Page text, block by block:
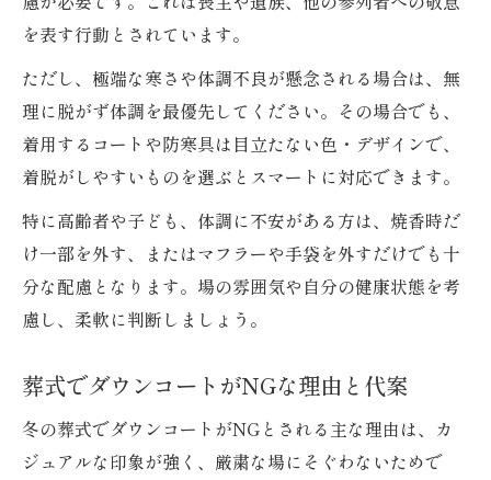
を表す行動とされています。
ただし、極端な寒さや体調不良が懸念される場合は、無
理に脱がず体調を最優先してください。その場合でも、
着用するコートや防寒具は目立たない色・デザインで、
着脱がしやすいものを選ぶとスマートに対応できます。
特に高齢者や子ども、体調に不安がある方は、焼香時だ
け一部を外す、またはマフラーや手袋を外すだけでも十
分な配慮となります。場の雰囲気や自分の健康状態を考
慮し、柔軟に判断しましょう。
葬式でダウンコートがNGな理由と代案
冬の葬式でダウンコートがNGとされる主な理由は、カ
ジュアルな印象が強く、厳粛な場にそぐわないためで